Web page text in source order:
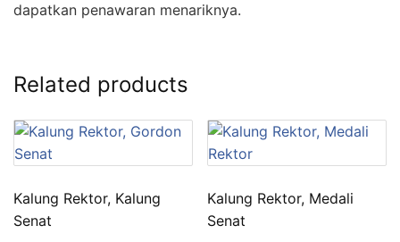
dapatkan penawaran menariknya.
Related products
Kalung Rektor, Kalung
Senat
Kalung Rektor, Medali
Senat